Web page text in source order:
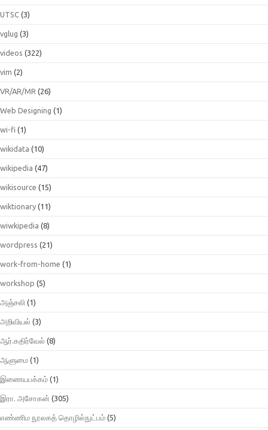
UTSC (3)
vglug (3)
videos (322)
vim (2)
VR/AR/MR (26)
Web Designing (1)
wi-fi (1)
wikidata (10)
wikipedia (47)
wikisource (15)
wiktionary (11)
wiwkipedia (8)
wordpress (21)
work-from-home (1)
workshop (5)
அஞ்சலி (1)
அறிவியல் (3)
ஆர்.கதிர்வேல் (8)
ஆளுமை (1)
இணையபக்கம் (1)
இரா. அசோகன் (305)
எண்ணிம நூலகத் தொழில்நுட்பம் (5)